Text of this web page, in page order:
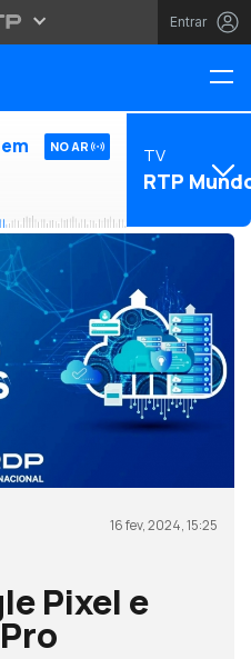
Entrar
NO AR TV
RTP
16 fev, 2024, 15:25
Pixel e